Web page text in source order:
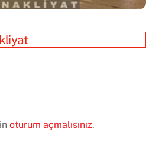
oturum açmalısınız.